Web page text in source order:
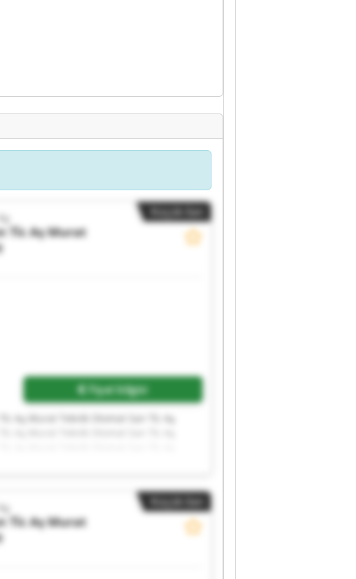
Ti̇c AşMurat
Fiyat bilgisi
Aş Murat Tekni̇k Otomat San Ti̇c Aş
Aş Murat Tekni̇k Otomat San Ti̇c Aş
Ti̇c AşMurat